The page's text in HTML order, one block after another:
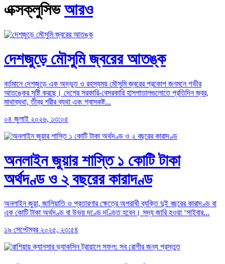
এক্সক্লুসিভআরও
দেশজুড়ে মৌসুমি জ্বরের আতঙ্ক
বর্তমানে দেশজুড়ে এক অদ্ভুত ও রহস্যময় মৌসুমি জ্বরের প্রকোপ জনমনে গভীর
আতঙ্কের সৃষ্টি করছে। দেশের সরকারি-বেসরকারি হাসপাতালগুলোতে প্রতিদিন জ্বর,
মাথাব্যথা, তীব্র শরীর ব্যথা এবং শ্বাসকষ্ট...
০৪ জুলাই ২০২৬, ১৩:০৫
অনলাইন জুয়ার শাস্তি ১ কোটি টাকা
অর্থদণ্ড ও ২ বছরের কারাদণ্ড
অনলাইন জুয়া, জালিয়াতি ও প্রতারণার ক্ষেত্রে অপরাধী ব্যক্তি দুই বছরের কারাদণ্ড বা
এক কোটি টাকা অর্থদণ্ড বা উভয় দণ্ডে দণ্ডিত হবেন। সদ্য জারি হওয়া ‘সাইবার...
১৯ সেপ্টেম্বর ২০২৫, ২৩:৫৪